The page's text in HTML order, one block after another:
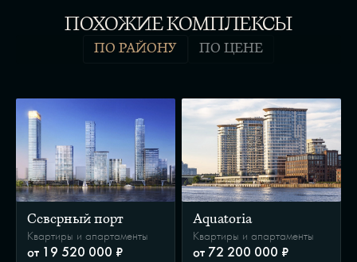
ПОХОЖИЕ КОМПЛЕКСЫ
ПО РАЙОНУ ПО ЦЕНЕ
Северный порт
Квартиры и апартаменты
от 19 520 000 ₽
Aquatoria
Квартиры и апартаменты
от 72 200 000 ₽